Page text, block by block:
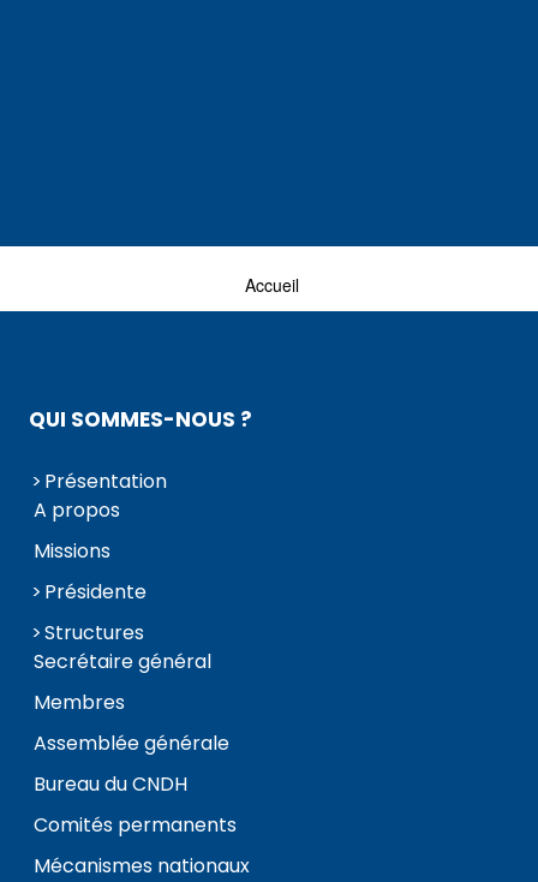
Accueil
QUI SOMMES-NOUS ?
Présentation
A propos
Missions
Présidente
Structures
Secrétaire général
Membres
Assemblée générale
Bureau du CNDH
Comités permanents
Mécanismes nationaux